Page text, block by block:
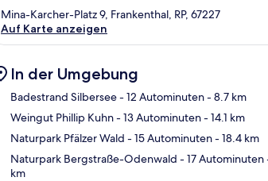
Mina-Karcher-Platz 9, Frankenthal, RP, 67227
Auf Karte anzeigen
In der Umgebung
Badestrand Silbersee- 12 Autominuten- 8.7 km
Weingut Phillip Kuhn- 13 Autominuten- 14.1 km
Naturpark Pfälzer Wald - 15 Autominuten- 18.4 km
Naturpark Bergstraße-Odenwald - 17 Autominuten
km